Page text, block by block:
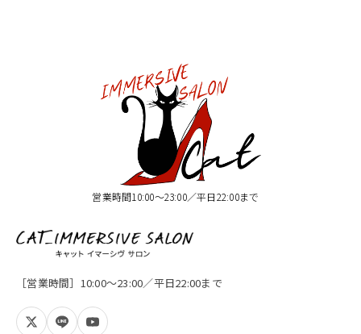
営業時間10:00〜23:00／平日22:00まで
［営業時間］10:00〜23:00／平日22:00まで